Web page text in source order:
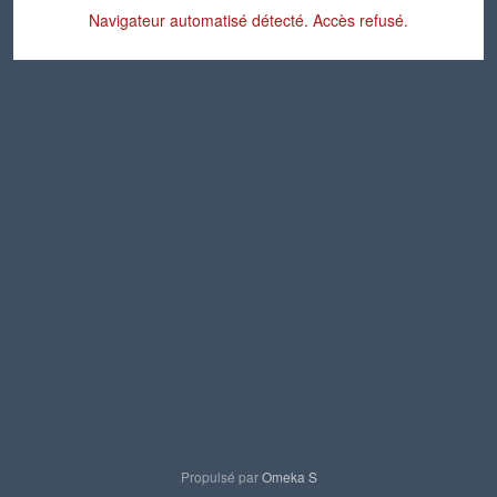
Navigateur automatisé détecté. Accès refusé.
Propulsé parOmeka S